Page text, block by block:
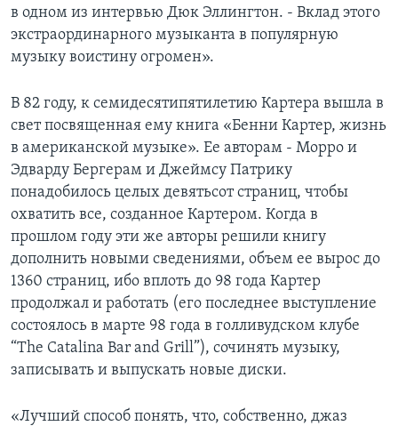
в одном из интервью Дюк Эллингтон. - Вклад этого
экстраординарного музыканта в популярную
музыку воистину огромен».
В 82 году, к семидесятипятилетию Картера вышла в
свет посвященная ему книга «Бенни Картер, жизнь
в американской музыке». Ее авторам - Морро и
Эдварду Бергерам и Джеймсу Патрику
понадобилось целых девятьсот страниц, чтобы
охватить все, созданное Картером. Когда в
прошлом году эти же авторы решили книгу
дополнить новыми сведениями, объем ее вырос до
1360 страниц, ибо вплоть до 98 года Картер
продолжал и работать (его последнее выступление
состоялось в марте 98 года в голливудском клубе
“The Catalina Bar and Grill”), сочинять музыку,
записывать и выпускать новые диски.
«Лучший способ понять, что, собственно, джаз